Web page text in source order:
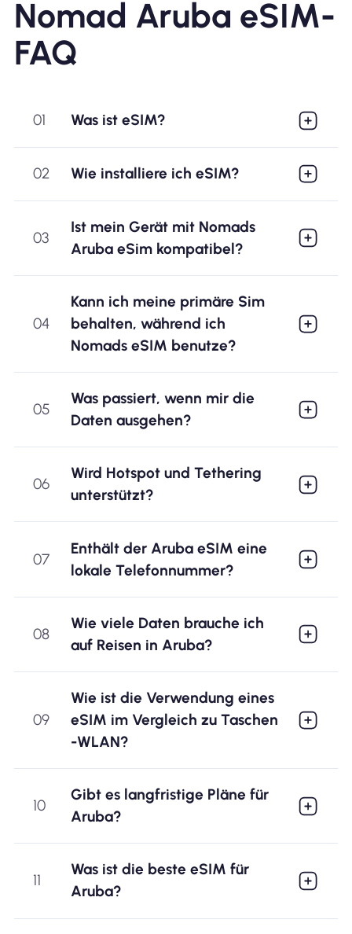
Nomad Aruba eSIM-
FAQ
01 Was ist eSIM?
02 Wie installiere ich eSIM?
03
Ist mein Gerät mit Nomads
Aruba eSim kompatibel?
04
Kann ich meine primäre Sim
behalten, während ich
Nomads eSIM benutze?
05
Was passiert, wenn mir die
Daten ausgehen?
06
Wird Hotspot und Tethering
unterstützt?
07
Enthält der Aruba eSIM eine
lokale Telefonnummer?
08
Wie viele Daten brauche ich
auf Reisen in Aruba?
09
Wie ist die Verwendung eines
eSIM im Vergleich zu Taschen
-WLAN?
10
Gibt es langfristige Pläne für
Aruba?
11
Was ist die beste eSIM für
Aruba?